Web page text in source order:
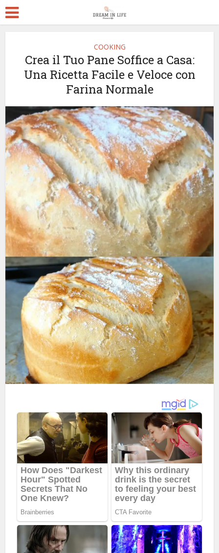
COOKING
Crea il Tuo Pane Soffice a Casa:
Una Ricetta Facile e Veloce con
Farina Normale